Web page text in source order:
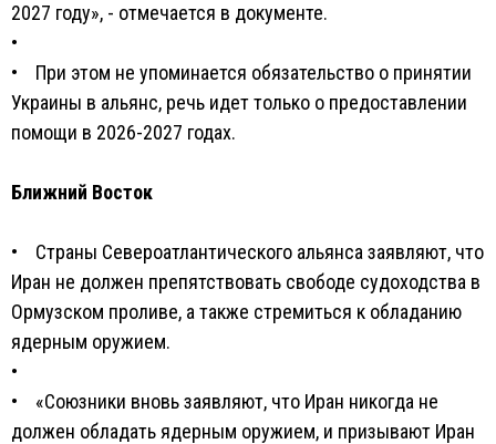
2027 году», - отмечается в документе.
•
• При этом не упоминается обязательство о принятии
Украины в альянс, речь идет только о предоставлении
помощи в 2026-2027 годах.
Ближний Восток
• Страны Североатлантического альянса заявляют, что
Иран не должен препятствовать свободе судоходства в
Ормузском проливе, а также стремиться к обладанию
ядерным оружием.
•
• «Союзники вновь заявляют, что Иран никогда не
должен обладать ядерным оружием, и призывают Иран